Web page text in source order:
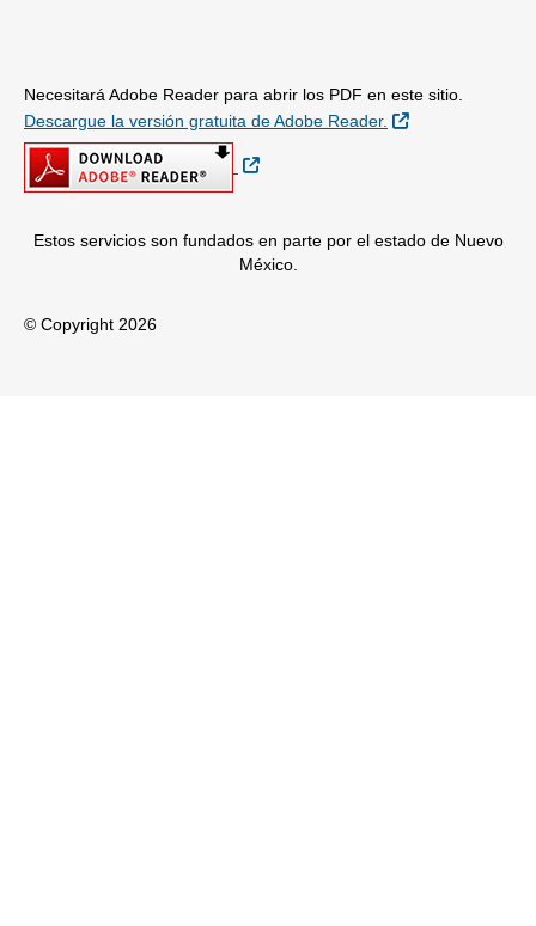
Necesitará Adobe Reader para abrir los PDF en este sitio.
Descargue la versión gratuita de Adobe Reader.
Sitio Externo
Sitio Externo
Estos servicios son fundados en parte por el estado de Nuevo
México.
© Copyright 2026